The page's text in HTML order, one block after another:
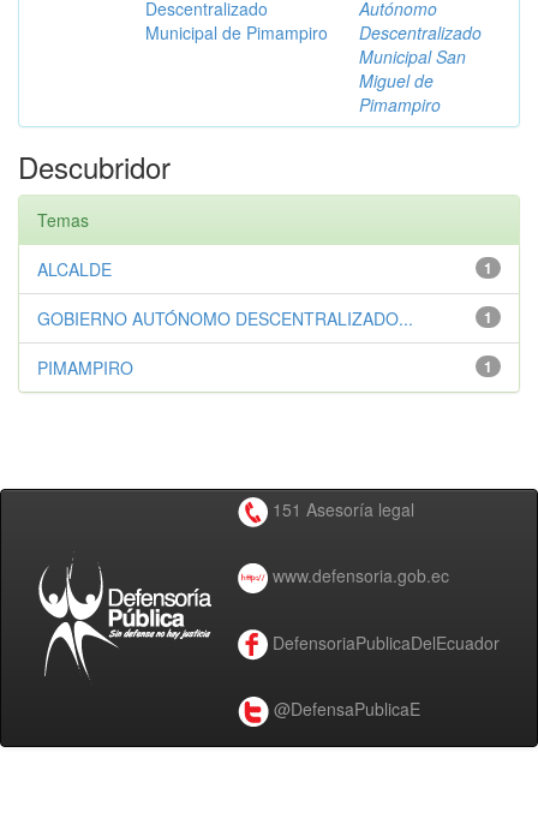
Descentralizado
Municipal de Pimampiro
Autónomo
Descentralizado
Municipal San
Miguel de
Pimampiro
Descubridor
Temas
1
ALCALDE
1
GOBIERNO AUTÓNOMO DESCENTRALIZADO...
1
PIMAMPIRO
151 Asesoría legal
www.defensoria.gob.ec
DefensoriaPublicaDelEcuador
@DefensaPublicaE